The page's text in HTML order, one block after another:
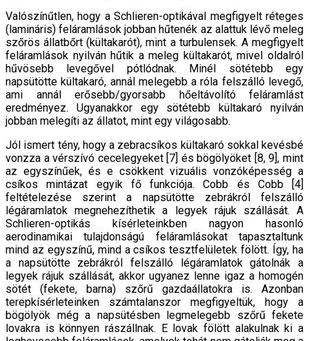
Valószínűtlen, hogy a Schlieren-optikával meg­figyelt réteges
(lamináris) feláramlások jobban hűtenék az alattuk lévő meleg
szőrös állatbőrt (kül­takarót), mint a turbulensek. A megfigyelt
feláramlá­sok nyilván hűtik a meleg kültakarót, mivel oldalról
hűvösebb levegővel pótlódnak. Minél sötétebb egy
napsütötte kültakaró, annál melegebb a róla felszál­ló levegő,
ami annál erősebb/gyorsabb hőeltávolító feláramlást
eredményez. Ugyanakkor egy sötétebb kültakaró nyilván
jobban melegíti az állatot, mint egy világosabb.
Jól ismert tény, hogy a zebracsíkos kültakaró sokkal kevésbé
vonzza a vérszívó cecelegyeket [7] és bögölyöket [8, 9], mint
az egyszínűek, és e csökkent vizuális vonzó­képesség a
csíkos mintázat egyik fő funkciója. Cobb és Cobb [4]
feltételezése szerint a napsütötte zebrákról felszálló
légáramlatok megnehezíthetik a legyek rájuk szállását. A
Schlieren-optikás kísérleteinkben nagyon hasonló
aerodinamikai tulajdonságú feláramlásokat tapasztaltunk
mind az egyszínű, mind a csíkos teszt­felületek fölött. Így, ha
a napsütötte zebrákról felszál­ló légáramlatok gátolnák a
legyek rájuk szállását, akkor ugyanez lenne igaz a homogén
sötét (fekete, barna) szőrű gazdaállatokra is. Azonban
terepkísérleteinken szám­talanszor megfigyeltük, hogy a
bögölyök még a napsü­tésben legmelegebb szőrű fekete
lovakra is könnyen rászállnak. E lovak fölött alakulnak ki a